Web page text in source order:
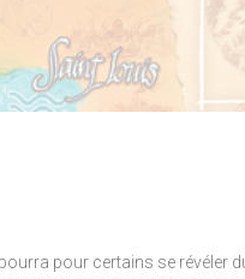
pour certains se révéler